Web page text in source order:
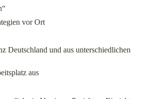
vor Ort
Deutschland und aus unterschiedlichen
aus